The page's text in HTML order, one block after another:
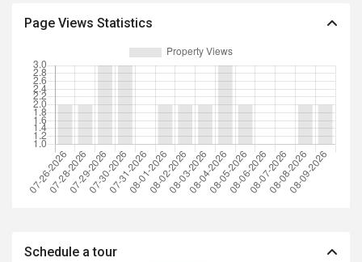
Page Views Statistics
Schedule a tour